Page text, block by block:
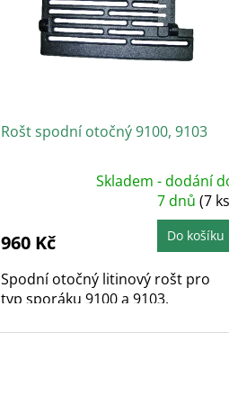
Rošt spodní otočný 9100, 9103
5,0
z
5
Skladem - dodání
7 dnů (7
960 Kč Do košíku
Spodní otočný litinový rošt pro
typ sporáku 9100 a 9103.